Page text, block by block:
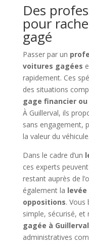
Des
pour
gagé
Passer par un
voitures gagées
rapidement. Ces
des situations
gage financier
À Guillerval, ils
sans engagement,
la valeur du véhicule.
Dans le cadre d’un
ces experts
restant auprès de
également la
oppositions. Vous
simple, sécurisé, et
gagée à Guillerval
administratives